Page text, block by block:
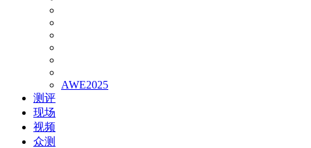
AWE2025
测评
现场
视频
众测